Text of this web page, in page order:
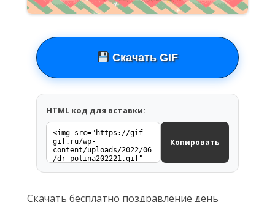
Скачать GIF
HTML код для вставки:
Копировать
Скачать бесплатно поздравление день